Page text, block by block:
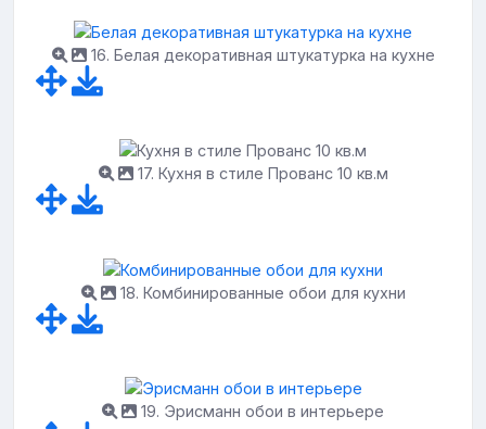
16. Белая декоративная штукатурка на кухне
17. Кухня в стиле Прованс 10 кв.м
18. Комбинированные обои для кухни
19. Эрисманн обои в интерьере